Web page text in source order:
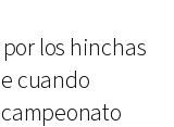
los hinchas
cuando